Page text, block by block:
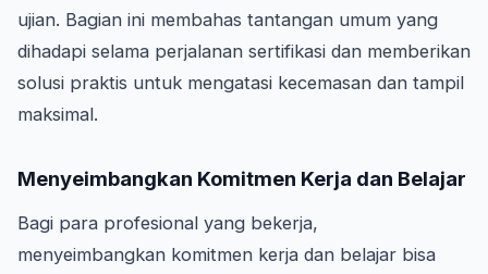
ujian. Bagian ini membahas tantangan umum yang
dihadapi selama perjalanan sertifikasi dan memberikan
solusi praktis untuk mengatasi kecemasan dan tampil
maksimal.
Menyeimbangkan Komitmen Kerja dan Belajar
Bagi para profesional yang bekerja,
menyeimbangkan komitmen kerja dan belajar bisa